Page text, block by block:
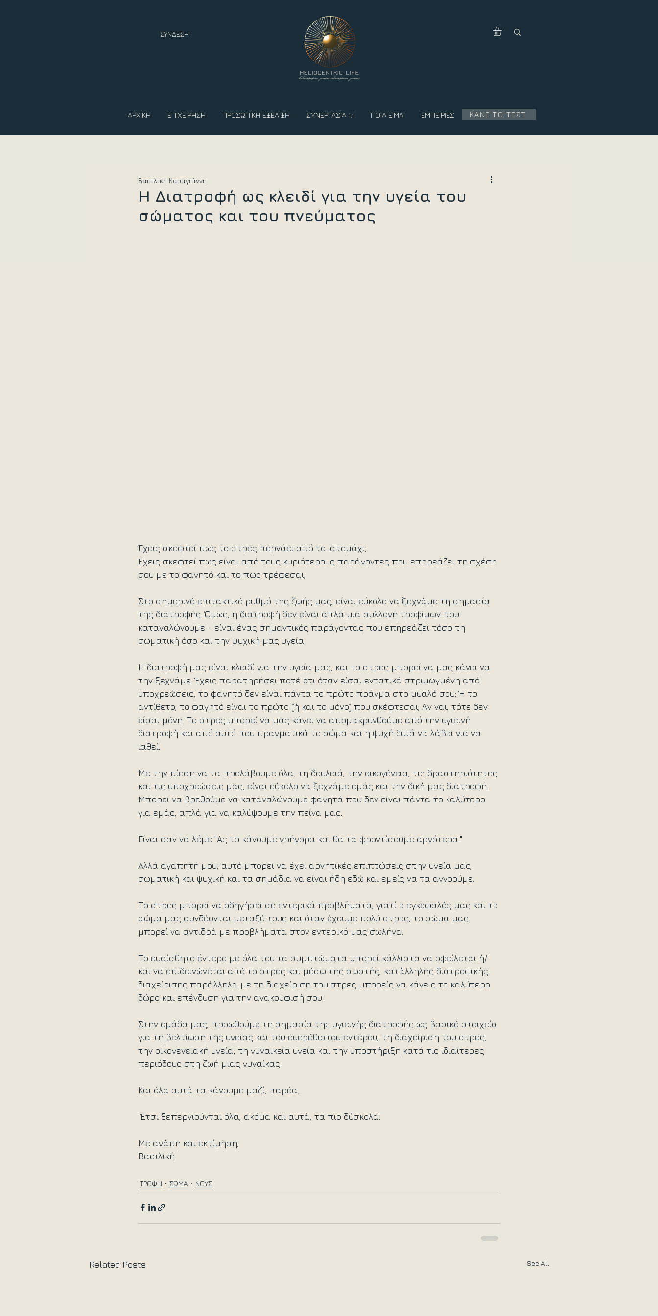
ΣΥΝΔΕΣΗ
ΑΡΧΙΚΗ ΕΠΙΧΕΙΡΗΣΗ ΠΡΟΣΩΠΙΚΗ ΕΞΕΛΙΞΗ ΣΥΝΕΡΓΑΣΙΑ 1:1 ΠΟΙΑ ΕΙΜΑΙ ΕΜΠΕΙΡΙΕΣ ΚΑΝΕ ΤΟ ΤΕΣΤ
Η Διατροφή ως κλειδί για την υγεία του
σώματος και του πνεύματος
Βασιλική Καραγιάννη
Έχεις σκεφτεί πως το στρες περνάει από το…στομάχι;
Έχεις σκεφτεί πως είναι από τους κυριότερους παράγοντες που επηρεάζει τη σχέση
σου με το φαγητό και το πως τρέφεσαι;
Στο σημερινό επιτακτικό ρυθμό της ζωής μας, είναι εύκολο να ξεχνάμε τη σημασία
της διατροφής. Όμως, η διατροφή δεν είναι απλά μια συλλογή τροφίμων που
καταναλώνουμε - είναι ένας σημαντικός παράγοντας που επηρεάζει τόσο τη
σωματική όσο και την ψυχική μας υγεία.
Η διατροφή μας είναι κλειδί για την υγεία μας, και το στρες μπορεί να μας κάνει να
την ξεχνάμε. Έχεις παρατηρήσει ποτέ ότι όταν είσαι εντατικά στριμωγμένη από
υποχρεώσεις, το φαγητό δεν είναι πάντα το πρώτο πράγμα στο μυαλό σου; Ή το
αντίθετο, το φαγητό είναι το πρώτο (ή και το μόνο) που σκέφτεσαι; Αν ναι, τότε δεν
είσαι μόνη. Το στρες μπορεί να μας κάνει να απομακρυνθούμε από την υγιεινή
διατροφή και από αυτό που πραγματικά το σώμα και η ψυχή διψά να λάβει για να
ιαθεί.
Με την πίεση να τα προλάβουμε όλα, τη δουλειά, την οικογένεια, τις δραστηριότητες
και τις υποχρεώσεις μας, είναι εύκολο να ξεχνάμε εμάς και την δική μας διατροφή.
Μπορεί να βρεθούμε να καταναλώνουμε φαγητά που δεν είναι πάντα το καλύτερο
για εμάς, απλά για να καλύψουμε την πείνα μας.
Είναι σαν να λέμε "Ας το κάνουμε γρήγορα και θα τα φροντίσουμε αργότερα."
Αλλά αγαπητή μου, αυτό μπορεί να έχει αρνητικές επιπτώσεις στην υγεία μας,
σωματική και ψυχική και τα σημάδια να είναι ήδη εδώ και εμείς να τα αγνοούμε.
Το στρες μπορεί να οδηγήσει σε εντερικά προβλήματα, γιατί ο εγκέφαλός μας και το
σώμα μας συνδέονται μεταξύ τους και όταν έχουμε πολύ στρες, το σώμα μας
μπορεί να αντιδρά με προβλήματα στον εντερικό μας σωλήνα.
Το ευαίσθητο έντερο με όλα του τα συμπτώματα μπορεί κάλλιστα να οφείλεται ή/
και να επιδεινώνεται από το στρες και μέσω της σωστής, κατάλληλης διατροφικής
διαχείρισης παράλληλα με τη διαχείριση του στρες μπορείς να κάνεις το καλύτερο
δώρο και επένδυση για την ανακούφισή σου.
Στην ομάδα μας, προωθούμε τη σημασία της υγιεινής διατροφής ως βασικό στοιχείο
για τη βελτίωση της υγείας και του ευερέθιστου εντέρου, τη διαχείριση του στρες,
την οικογενειακή υγεία, τη γυναικεία υγεία και την υποστήριξη κατά τις ιδιαίτερες
περιόδους στη ζωή μιας γυναίκας.
Και όλα αυτά τα κάνουμε μαζί, παρέα.
Έτσι ξεπερνιούνται όλα, ακόμα και αυτά, τα πιο δύσκολα.
Με αγάπη και εκτίμηση,
Βασιλική
ΤΡΟΦΗ ΣΩΜΑ ΝΟΥΣ
Related Posts See All